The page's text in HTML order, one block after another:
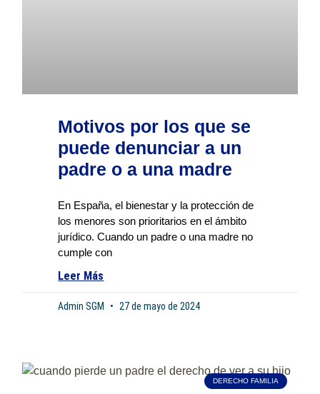
Motivos por los que se
puede denunciar a un
padre o a una madre
En España, el bienestar y la protección de
los menores son prioritarios en el ámbito
jurídico. Cuando un padre o una madre no
cumple con
Leer Más
Admin SGM 27 de mayo de 2024
DERECHO FAMILIA